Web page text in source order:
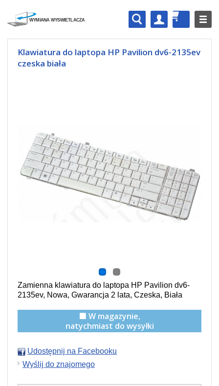
Klawiatura do laptopa HP Pavilion dv6-2135ev
czeska biała
Zamienna klawiatura do laptopa HP Pavilion dv6-
2135ev, Nowa, Gwarancja 2 lata, Czeska, Biała
🟩 W magazynie,
natychmiast do wysyłki
Udostępnij na Facebooku
Wyślij do znajomego